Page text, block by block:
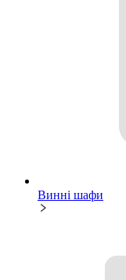
Винні шафи